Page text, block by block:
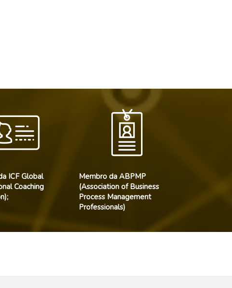
ICF Global
Coaching
Membro da ABPMP
(Association of Business
Process Management
Professionals)